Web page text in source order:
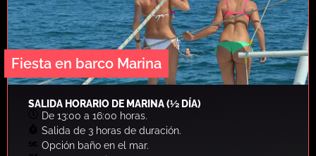
Fiesta en barco Marina
SALIDA HORARIO DE MARINA (½ DÍA)
De 13:00 a 16:00 horas.
Salida de 3 horas de duración.
Opción baño en el mar.